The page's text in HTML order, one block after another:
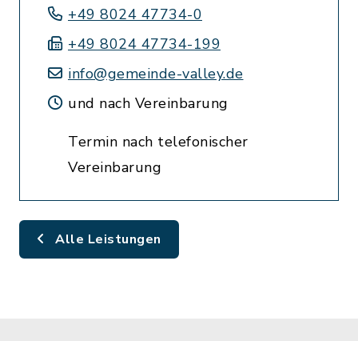
+49 8024 47734-0
+49 8024 47734-199
info@gemeinde-valley.de
und nach Vereinbarung
Termin nach telefonischer
Vereinbarung
Alle Leistungen